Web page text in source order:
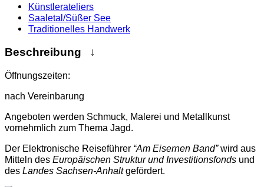
Künstlerateliers
Saaletal/Süßer See
Traditionelles Handwerk
Beschreibung
Öffnungszeiten:
nach Vereinbarung
Angeboten werden Schmuck, Malerei und Metallkunst
vornehmlich zum Thema Jagd.
Der Elektronische Reiseführer “Am Eisernen Band”wird aus
Mitteln des Europäischen Struktur und Investitionsfonds und
des Landes Sachsen-Anhaltgefördert.